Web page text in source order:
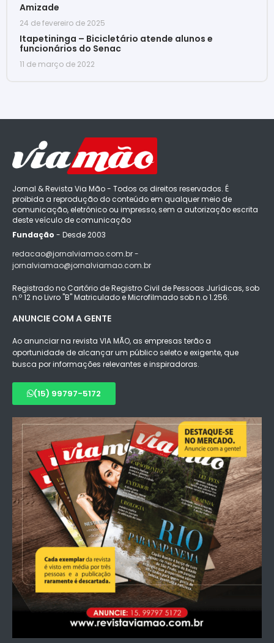
Amizade
24 de fevereiro de 2025
Itapetininga – Bicicletário atende alunos e
funcionários do Senac
11 de março de 2022
Jornal & Revista Via Mão - Todos os direitos reservados. É
proibida a reprodução do conteúdo em qualquer meio de
comunicação, eletrônico ou impresso, sem a autorização escrita
deste veículo de comunicação
Fundação - Desde 2003
redacao@jornalviamao.com.br -
jornalviamao@jornalviamao.com.br
Registrado no Cartório de Registro Civil de Pessoas Jurídicas, sob
n.º 12 no Livro "B" Matriculado e Microfilmado sob n.o 1.256.
ANUNCIE COM A GENTE
Ao anunciar na revista VIA MÃO, as empresas terão a
oportunidade de alcançar um público seleto e exigente, que
busca por informações relevantes e inspiradoras.
(15) 99797-5172